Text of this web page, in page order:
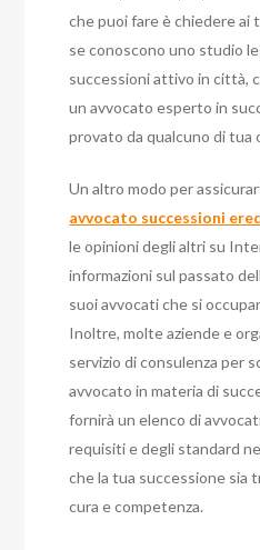
che puoi fare è chiedere ai
se conoscono uno studio
successioni attivo in città,
un avvocato esperto in
provato da qualcuno di tua
Un altro modo per
avvocato successioni
le opinioni degli altri su
informazioni sul passato
suoi avvocati che si
Inoltre, molte aziende e
servizio di consulenza per
avvocato in materia di
fornirà un elenco di
requisiti e degli standard
che la tua successione sia
cura e competenza.